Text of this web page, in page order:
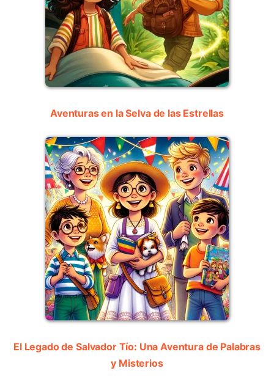
Aventuras en la Selva de las Estrellas
El Legado de Salvador Tío: Una Aventura de Palabras
y Misterios